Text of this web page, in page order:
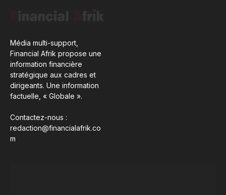
Média multi-support,
Financial Afrik propose une
information financière
stratégique aux cadres et
dirigeants. Une information
factuelle, « Globale ».
Contactez-nous :
redaction@financialafrik.co
m